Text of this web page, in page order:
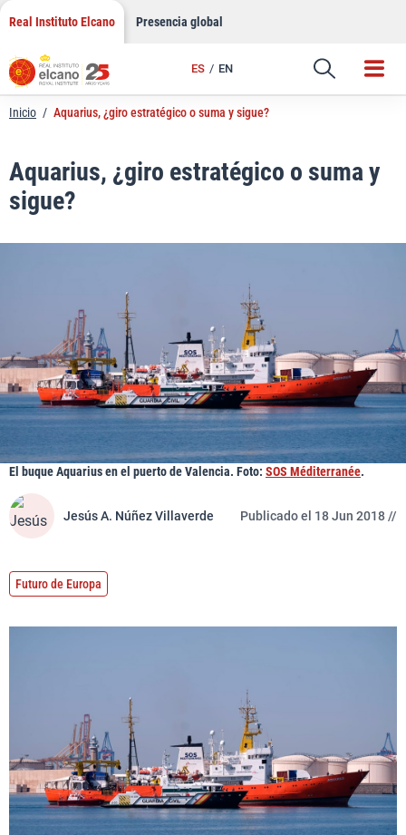
Saltar
contenido
Real Instituto Elcano Presencia global
ES EN
Enlace
Inicio / Aquarius, ¿giro estratégico o suma y sigue?
Aquarius, ¿giro estratégico o suma y
sigue?
El buque Aquarius en el puerto de Valencia. Foto: SOS Méditerranée.
Jesús A. Núñez Villaverde Publicado el 18 Jun 2018 //
Futuro de Europa